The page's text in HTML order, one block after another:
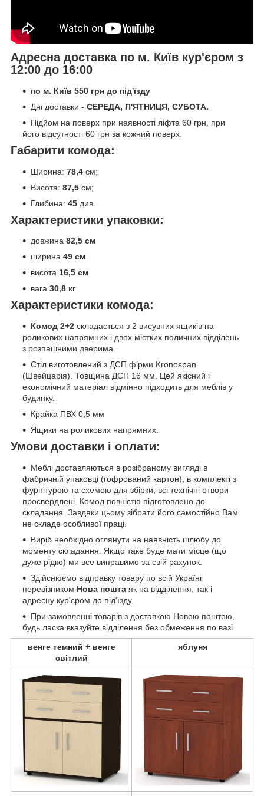
Адресна доставка по м. Київ кур'єром з
12:00 до 16:00
по м. Київ 550 грн до під'їзду
Дні доставки - СЕРЕДА, П'ЯТНИЦЯ, СУБОТА.
Підйом на поверх при наявності ліфта 60 грн, при
його відсутності 60 грн за кожний поверх.
Габарити комода:
Ширина: 78,4 см;
Висота: 87,5 см;
Глибина: 45 див.
Характеристики упаковки:
довжина 82,5 см
ширина 49 см
висота 16,5 см
вага 30,8 кг
Характеристики комода:
Комод 2+2 складається з 2 висувних ящиків на
роликових напрямних і двох містких поличних відділень
з розпашними дверима.
Стіл виготовлений з ДСП фірми Kronospan
(Швейцарія). Товщина ДСП 16 мм. Цей якісний і
економічний матеріал відмінно підходить для меблів у
будинку.
Крайка ПВХ 0,5 мм
Ящики на роликових напрямних.
Умови доставки і оплати:
Меблі доставляються в розібраному вигляді в
фабричній упаковці (гофрований картон), в комплекті з
фурнітурою та схемою для збірки, всі технічні отвори
просвердлені. Комод повністю підготовлено до
складання. Завдяки цьому зібрати його самостійно Вам
не складе особливої праці.
Виріб необхідно оглянути на наявність шлюбу до
моменту складання. Якщо таке буде мати місце (що
дуже рідко) ми все виправимо за свій рахунок.
Здійснюємо відправку товару по всій Україні
перевізником Нова пошта як на відділення, так і
адресну кур'єром до під'їзду.
При замовленні товарів з доставкою Новою поштою,
будь ласка вказуйте відділення без обмеження по вазі
венге темний + венге
світлий
яблуня